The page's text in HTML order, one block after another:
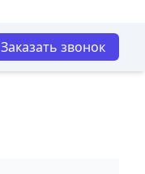
Заказать звонок